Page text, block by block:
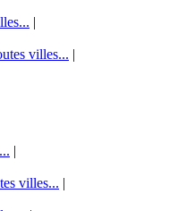
|
villes... |
|
villes... |